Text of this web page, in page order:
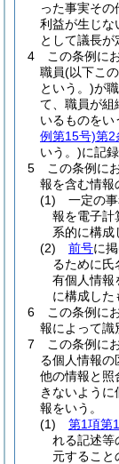
った事実そ
利益が生じな
として議長が
4
この条例に
職員(以下こ
という。)が
て、職員が組
いるものをい
例第15号)第2
いう。)に記
5
この条例に
報を含む情報
(1)
一定の
報を電子計
系的に構成
(2)
前号に
るために氏
有個人情報
に構成した
6
この条例に
報によって識
7
この条例に
る個人情報の
他の情報と照
きないよう
報をいう。
(1)
第1項第
れる記述等
元すること